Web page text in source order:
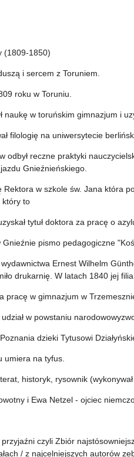
(1809-1850)
i sercem z Toruniem.
roku w Toruniu.
naukę w toruńskim gimnazjum i
filologię na uniwersytecie
odbył reczne praktyki
Gnieźnieńskiego.
Rektora w szkole św. Jana która
który to
tytuł doktora za pracę o
pismo pedagogiczne
wydawnictwa Ernest Wilhelm
drukarnię. W latach 1840 jej filia
pracę w gimnazjum w
w powstaniu
dzieki Tytusowi
umiera na tyfus.
historyk, rysownik
i Ewa Netzel - ojciec
przyjaźni czyli Zbiór
/ z najcelniejszych autorów